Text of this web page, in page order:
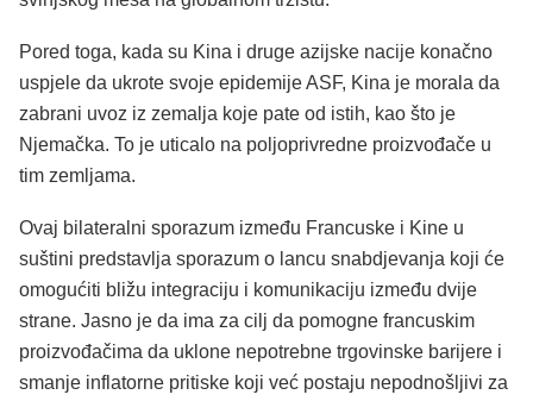
Pored toga, kada su Kina i druge azijske nacije konačno
uspjele da ukrote svoje epidemije ASF, Kina je morala da
zabrani uvoz iz zemalja koje pate od istih, kao što je
Njemačka. To je uticalo na poljoprivredne proizvođače u
tim zemljama.
Ovaj bilateralni sporazum između Francuske i Kine u
suštini predstavlja sporazum o lancu snabdjevanja koji će
omogućiti bližu integraciju i komunikaciju između dvije
strane. Jasno je da ima za cilj da pomogne francuskim
proizvođačima da uklone nepotrebne trgovinske barijere i
smanje inflatorne pritiske koji već postaju nepodnošljivi za